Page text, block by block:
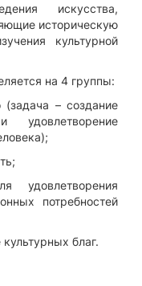
искусства,
историческую
культурной
на 4 группы:
(задача – создание
удовлетворение
удовлетворения
потребностей
благ.